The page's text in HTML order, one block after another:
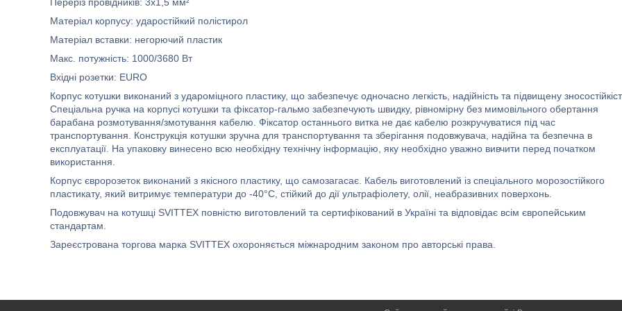
Матеріал корпусу: ударостійкий полістирол
Матеріал вставки: негорючий пластик
Макс. потужність: 1000/3680 Вт
Вхідні розетки: EURO
Корпус котушки виконаний з удароміцного пластику, що забезпечує одночасно легкість, надійність та підвищену
Спеціальна ручка на корпусі котушки та фіксатор-гальмо забезпечують швидку, рівномірну без мимовільного обертання
барабана розмотування/змотування кабелю. Фіксатор останнього витка не дає кабелю розкручуватися під час
транспортування. Конструкція котушки зручна для транспортування та зберігання подовжувача, надійна та безпечна в
експлуатації. На упаковку винесено всю необхідну технічну інформацію, яку необхідно уважно вивчити перед початком
використання.
Корпус євророзеток виконаний з якісного пластику, що самозагасає. Кабель виготовлений із спеціального морозостійкого
пластикату, який витримує температури до -40°C, стійкий до дії ультрафіолету, олії, неабразивних поверхонь.
Подовжувач на котушці SVITTEX повністю виготовлений та сертифікований в Україні та відповідає всім європейським
стандартам.
Зареєстрована торгова марка SVITTEX охороняється міжнародним законом про авторські права.